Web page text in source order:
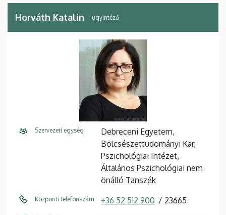
Horváth Katalin ügyintéző
Szervezeti egység
Debreceni Egyetem,
Bölcsészettudományi Kar,
Pszichológiai Intézet,
Általános Pszichológiai nem
önálló Tanszék
Központi telefonszám +36 52 512 900 23665